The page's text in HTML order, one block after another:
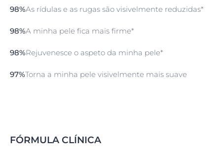
98%As rídulas e as rugas são visivelmente reduzidas*
98%A minha pele fica mais firme*
98%Rejuvenesce o aspeto da minha pele*
97%Torna a minha pele visivelmente mais suave
FÓRMULA CLÍNICA